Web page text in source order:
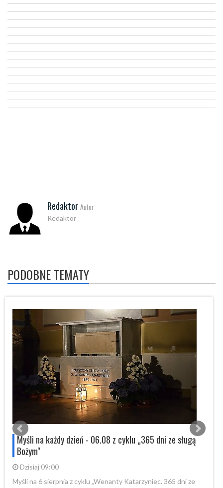
Redaktor Autor
Redaktor
PODOBNE TEMATY
Myśli na każdy dzień - 06.08 z cyklu „365 dni ze sługą
Bożym"
Dzisiaj 09:00
Myśli na 6 sierpnia z cyklu „Wenanty Katarzyniec. 365 dni ze